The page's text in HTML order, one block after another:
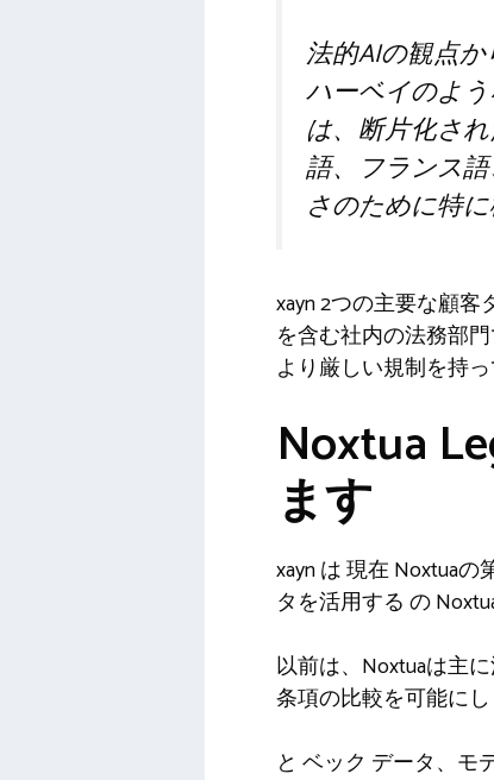
法的AIの観点
ハーベイのよ
は、断片化さ
語、フランス
さのために特
xayn2つの主要な顧客
を含む社内の法務部
より厳しい規制を持っ
Noxtua
ます
xaynは現在Noxtuaの
タを活用する の
以前は、Noxtuaは主
条項の比較を可能に
と ベック データ、モ